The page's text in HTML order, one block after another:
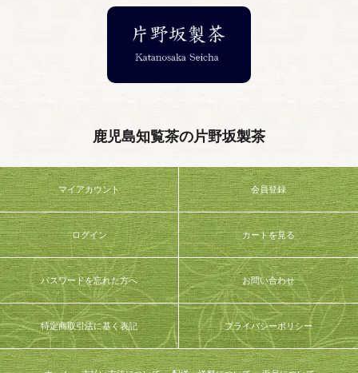
鹿児島知覧茶の片野坂製茶
マイアカウント 会員登録
ログイン カートを見る
パスワードを忘れた方へ お問い合わせ
特定商取引法に基く表記 プライバシーポリシー